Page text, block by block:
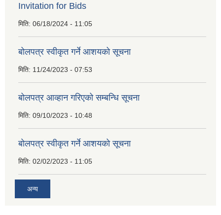
Invitation for Bids
मिति: 06/18/2024 - 11:05
बोलपत्र स्वीकृत गर्ने आशयको सूचना
मिति: 11/24/2023 - 07:53
बोलपत्र आव्हान गरिएको सम्बन्धि सूचना
मिति: 09/10/2023 - 10:48
बाेलपत्र स्वीकृत गर्ने आशयकाे सूचना
मिति: 02/02/2023 - 11:05
अन्य